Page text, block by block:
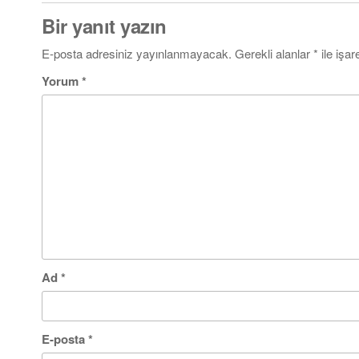
Bir yanıt yazın
E-posta adresiniz yayınlanmayacak. Gerekli alanlar* ile
Yorum*
Ad*
E-posta*